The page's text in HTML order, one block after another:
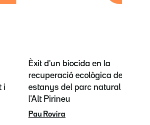
i
Èxit d'un biocida en la
recuperació ecològica dels
estanys del parc natural de
l'Alt Pirineu
Pau Rovira